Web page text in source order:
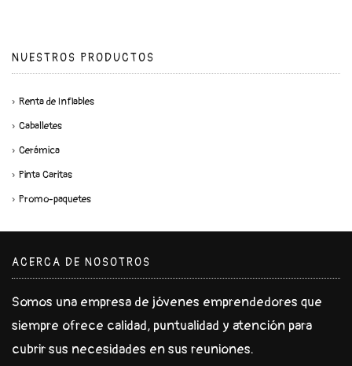
NUESTROS PRODUCTOS
Renta de Inflables
Caballetes
Cerámica
Pinta Caritas
Promo-paquetes
ACERCA DE NOSOTROS
Somos una empresa de jóvenes emprendedores que
siempre ofrece calidad, puntualidad y atención para
cubrir sus necesidades en sus reuniones.